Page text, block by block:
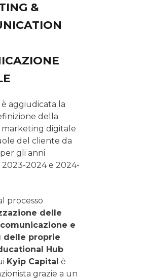
&
è aggiudicata la
della
marketing digitale
del cliente da
gli anni
2023-2024 e 2024-
processo
delle
e
delle proprie
Hub
Kyip Capital è
grazie a un